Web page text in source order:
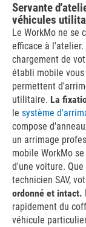
Servante
véhicules
Le WorkMo ne se
efficace à l'atelier.
chargement de
établi mobile
permettent
utilitaire. La
le système
compose
un arrimage
mobile WorkMo
d'une voiture.
technicien SAV,
ordonné et intact.
rapidement du
véhicule